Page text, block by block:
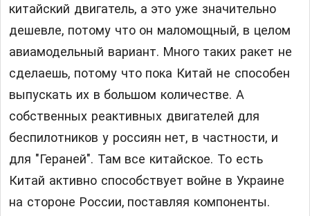
китайский двигатель, а это уже значительно
дешевле, потому что он маломощный, в целом
авиамодельный вариант. Много таких ракет не
сделаешь, потому что пока Китай не способен
выпускать их в большом количестве. А
собственных реактивных двигателей для
беспилотников у россиян нет, в частности, и
для "Гераней". Там все китайское. То есть
Китай активно способствует войне в Украине
на стороне России, поставляя компоненты.